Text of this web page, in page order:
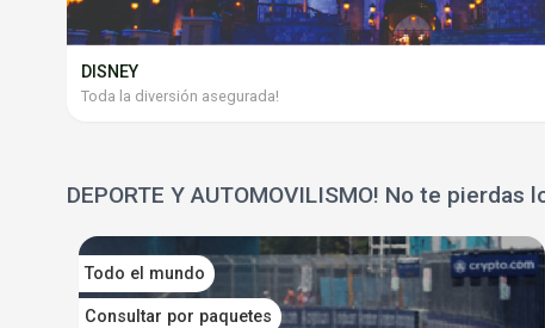
DISNEY
Toda la diversión asegurada!
DEPORTE Y AUTOMOVILISMO! No te
Todo el mundo
Consultar por paquetes